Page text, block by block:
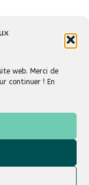
web. Merci de
continuer ! En
–